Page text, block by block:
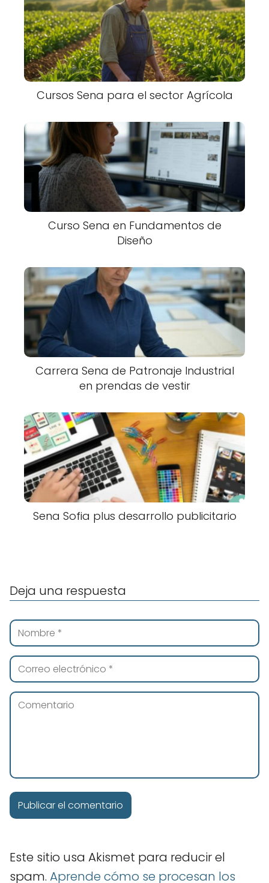
Cursos Sena para el sector Agrícola
Curso Sena en Fundamentos de
Diseño
Carrera Sena de Patronaje Industrial
en prendas de vestir
Sena Sofia plus desarrollo publicitario
Deja una respuesta
Este sitio usa Akismet para reducir el
spam. Aprende cómo se procesan los